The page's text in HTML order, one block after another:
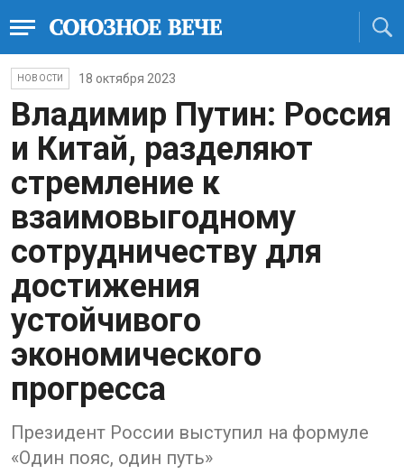
НОВОСТИ 18 октября 2023
Владимир Путин: Россия
и Китай, разделяют
стремление к
взаимовыгодному
сотрудничеству для
достижения
устойчивого
экономического
прогресса
Президент России выступил на формуле
«Один пояс, один путь»